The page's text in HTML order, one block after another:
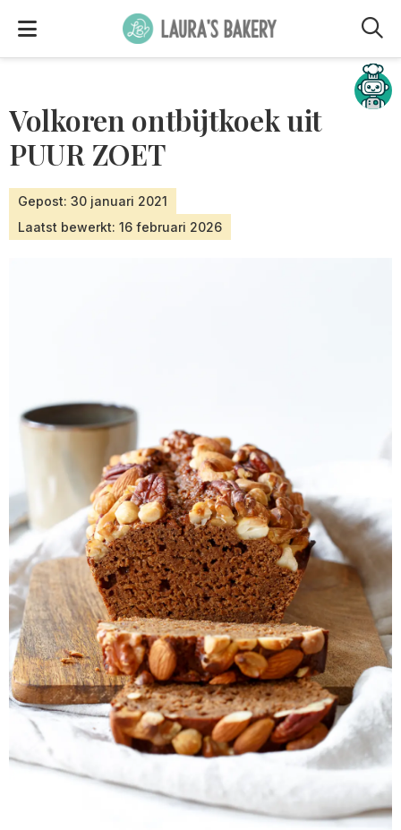
Volkoren ontbijtkoek uit
PUUR ZOET
Gepost: 30 januari 2021
Laatst bewerkt: 16 februari 2026